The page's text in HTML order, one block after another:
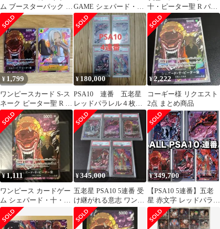
ム ブースターパック 受
け継がれる意志 OP-13
GAME シェパード・
十・ピーター聖 レアパ
ラレル
十・ピーター聖 R パラ
レル OP13-084 芥見
下々 ★ ONE PIECE ワ
ンピースカードゲーム
¥ 1,799
ワンピースカード S-ス
ネーク ピーター聖 R パ
ラレル
¥ 180,000
PSA10 連番 五老星
レッドパラレル４枚セ
ット
¥2,222
コーギー様 リクエスト
2点 まとめ商品
¥1,111
ワンピース カードゲー
ム シェパード・十・ピ
ーター聖 R パラレル
¥345,000
五老星 PSA10 5連番 受
け継がれる意志 ワンピ
ースカード ONEPIECE
¥349,700
【PSA10 5連番】五老
星 赤文字 レッドパラレ
ル